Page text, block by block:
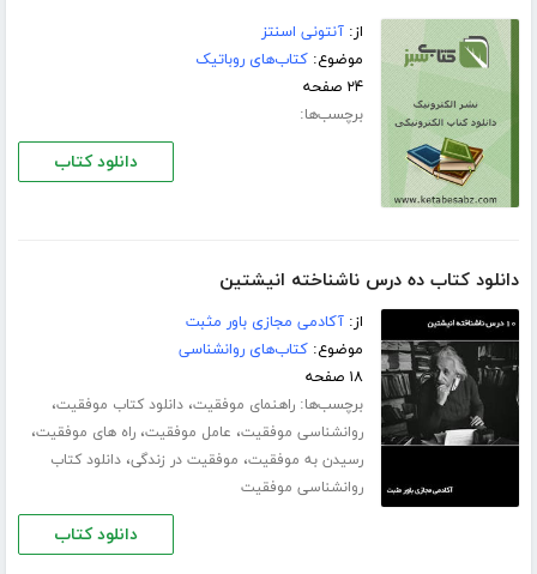
از:آنتونی اسنتز
موضوع:کتاب‌های روباتیک
۲۴ صفحه
برچسب‌ها:
دانلود کتاب
دانلود کتاب ده درس ناشناخته انیشتین
از:آکادمی مجازی باور مثبت
موضوع:کتاب‌های روانشناسی
۱۸ صفحه
برچسب‌ها:راهنمای موفقیت،دانلود کتاب موفقیت،
روانشناسی موفقیت، عامل موفقیت،راه های موفقیت،
رسیدن به موفقیت، موفقیت در زندگی،دانلود کتاب
روانشناسی موفقیت
دانلود کتاب